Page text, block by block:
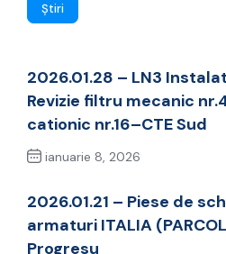
Știri
2026.01.28 – LN3
Revizie filtru mecanic
cationic nr.16–CTE Sud
ianuarie 8, 2026
2026.01.21 – Piese de
armaturi ITALIA
Progresu